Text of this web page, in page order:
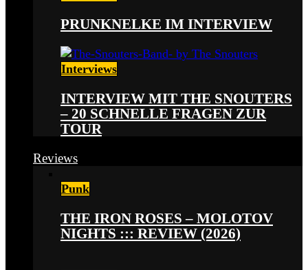
PRUNKNELKE IM INTERVIEW
Interviews
INTERVIEW MIT THE SNOUTERS
– 20 SCHNELLE FRAGEN ZUR
TOUR
Reviews
Punk
THE IRON ROSES – MOLOTOV
NIGHTS ::: REVIEW (2026)